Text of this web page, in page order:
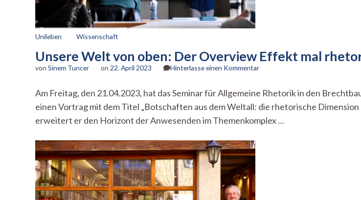
Unileben Wissenschaft
Unsere Welt von oben: Der Overview Effekt mal
von Sinem Tuncer on 22. April 2023 Hinterlasse einen Kommentarzu
von
oben:
Der
Overview
Am Freitag, den 21.04.2023, hat das Seminar für Allgemeine Rhetorik in den
einen Vortrag mit dem Titel „Botschaften aus dem Weltall: die rhetorische
erweitert er den Horizont der Anwesenden im Themenkomplex …